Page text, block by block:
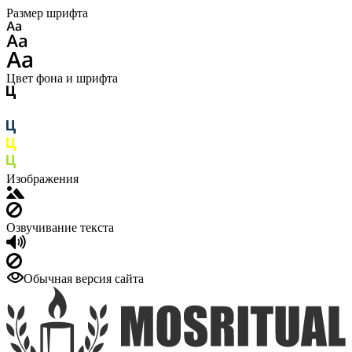
Размер шрифта
Цвет фона и шрифта
Изображения
Озвучивание текста
Обычная версия сайта